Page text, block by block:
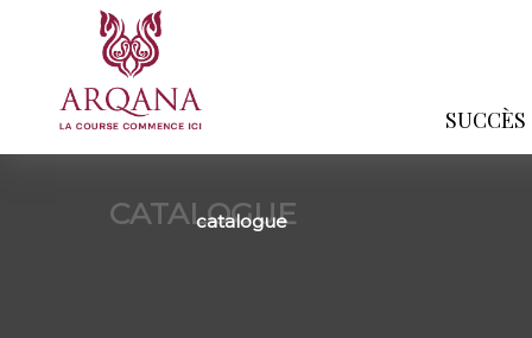
SUCCÈS
CATALOGUE
catalogue